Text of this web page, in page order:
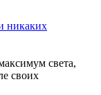
никаких
света,
своих